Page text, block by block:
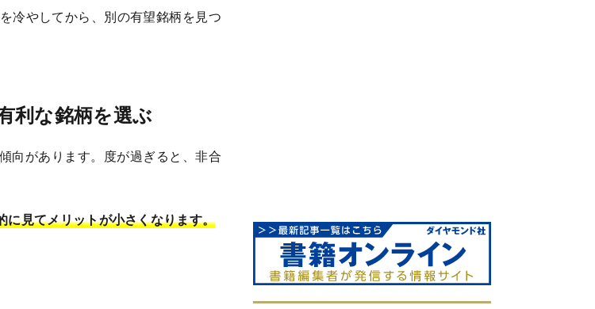
冷やしてから、別の有望銘柄を見つ
利な銘柄を選ぶ
向があります。度が過ぎると、非合
見てメリットが小さくなります。